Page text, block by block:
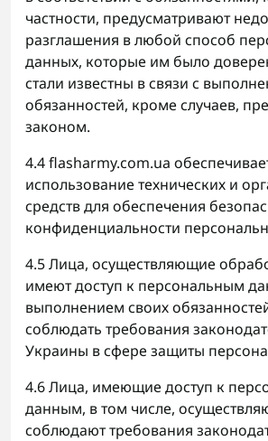
частности, предусматривают
разглашения в любой способ
данных, которые им было
стали известны в связи с
обязанностей, кроме случаев,
законом.
4.4 flasharmy.com.ua
использование технических и
средств для обеспечения
конфиденциальности
4.5 Лица, осуществляющие
имеют доступ к персональным
выполнением своих
соблюдать требования
Украины в сфере защиты
4.6 Лица, имеющие доступ к
данным, в том числе,
соблюдают требования